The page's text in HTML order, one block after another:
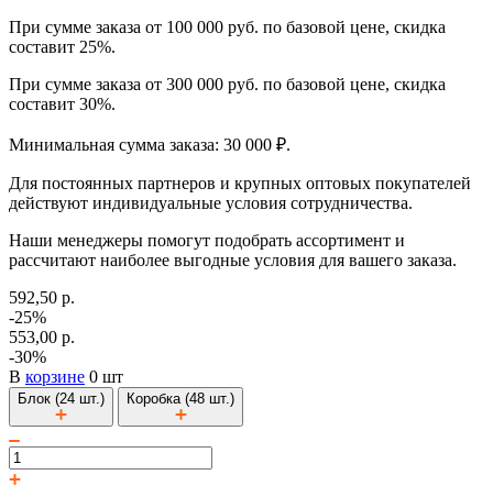
При сумме заказа от 100 000 руб. по базовой цене, скидка
составит 25%.
При сумме заказа от 300 000 руб. по базовой цене, скидка
составит 30%.
Минимальная сумма заказа: 30 000 ₽.
Для постоянных партнеров и крупных оптовых покупателей
действуют индивидуальные условия сотрудничества.
Наши менеджеры помогут подобрать ассортимент и
рассчитают наиболее выгодные условия для вашего заказа.
592,50 р.
-25%
553,00 р.
-30%
В корзине 0 шт
Блок (24 шт.) Коробка (48 шт.)